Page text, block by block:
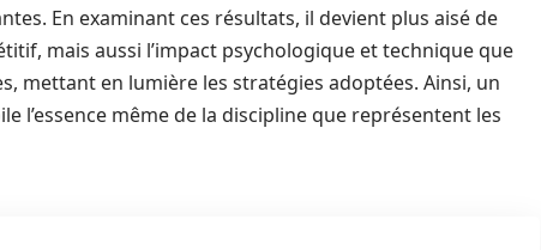
En examinant ces résultats, il devient plus aisé de
mais aussi l’impact psychologique et technique que
mettant en lumière les stratégies adoptées. Ainsi, un
l’essence même de la discipline que représentent les